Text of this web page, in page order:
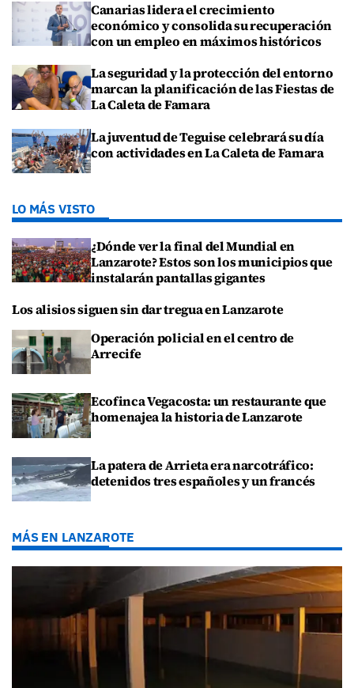
Canarias lidera el crecimiento
económico y consolida su recuperación
con un empleo en máximos históricos
La seguridad y la protección del entorno
marcan la planificación de las Fiestas de
La Caleta de Famara
La juventud de Teguise celebrará su día
con actividades en La Caleta de Famara
LO MÁS VISTO
¿Dónde ver la final del Mundial en
Lanzarote? Estos son los municipios que
instalarán pantallas gigantes
Los alisios siguen sin dar tregua en Lanzarote
Operación policial en el centro de
Arrecife
Ecofinca Vegacosta: un restaurante que
homenajea la historia de Lanzarote
La patera de Arrieta era narcotráfico:
detenidos tres españoles y un francés
MÁS EN LANZAROTE